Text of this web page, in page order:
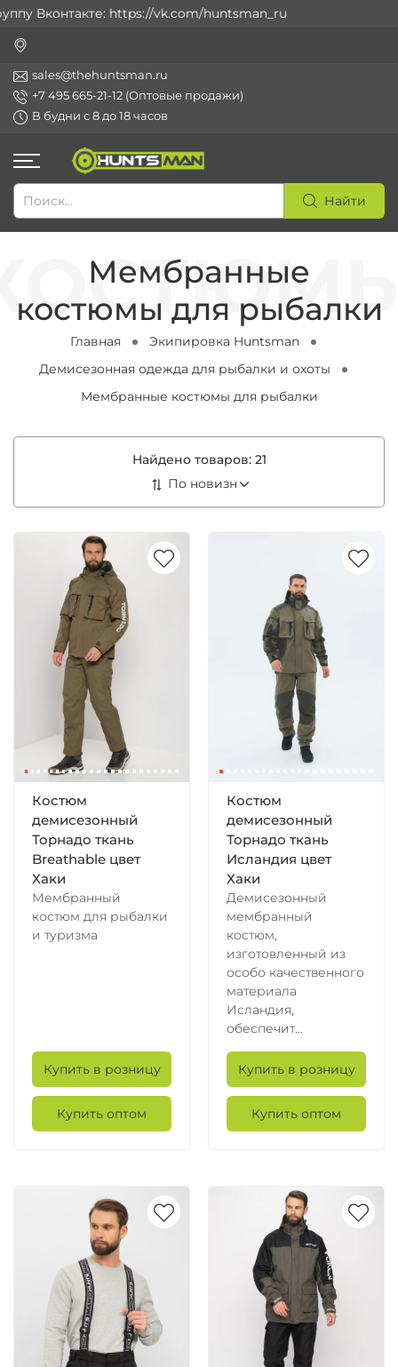
Вконтакте: https://vk.com/huntsman_ru
sales@thehuntsman.ru
+7 495 665-21-12 (Оптовые продажи)
В будни с 8 до 18 часов
Найти
Мембранные
костюмы для рыбалки
Главная
Экипировка Huntsman
Демисезонная одежда для рыбалки и охоты
Мембранные костюмы для рыбалки
Найдено товаров: 21
Костюм
демисезонный
Торнадо ткань
Breathable цвет
Хаки
Мембранный
костюм для рыбалки
и туризма
Купить в розницу
Купить оптом
Костюм
демисезонный
Торнадо ткань
Исландия цвет
Хаки
Демисезонный
мембранный
костюм,
изготовленный из
особо качественного
материала
Исландия,
обеспечит...
Купить в розницу
Купить оптом